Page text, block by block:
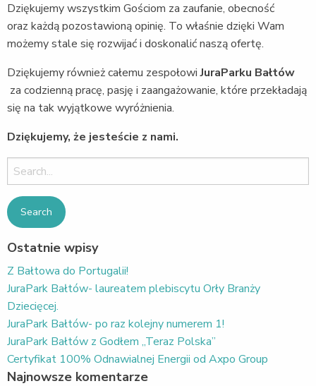
Dziękujemy wszystkim Gościom za zaufanie, obecność
oraz każdą pozostawioną opinię. To właśnie dzięki Wam
możemy stale się rozwijać i doskonalić naszą ofertę.
Dziękujemy również całemu zespołowiJuraParku Bałtów
za codzienną pracę, pasję i zaangażowanie, które przekładają
się na tak wyjątkowe wyróżnienia.
Dziękujemy, że jesteście z nami.
Search
for:
Ostatnie wpisy
Z Bałtowa do Portugalii!
JuraPark Bałtów- laureatem plebiscytu Orły Branży
Dziecięcej.
JuraPark Bałtów- po raz kolejny numerem 1!
JuraPark Bałtów z Godłem „Teraz Polska”
Certyfikat 100% Odnawialnej Energii od Axpo Group
Najnowsze komentarze